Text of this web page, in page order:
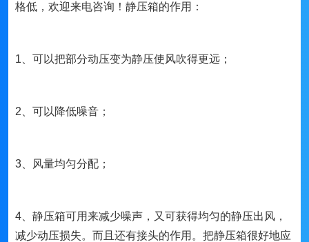
格低，欢迎来电咨询！静压箱的作用：
1、可以把部分动压变为静压使风吹得更远；
2、可以降低噪音；
3、风量均匀分配；
4、静压箱可用来减少噪声，又可获得均匀的静压出风，
减少动压损失。而且还有接头的作用。把静压箱很好地应